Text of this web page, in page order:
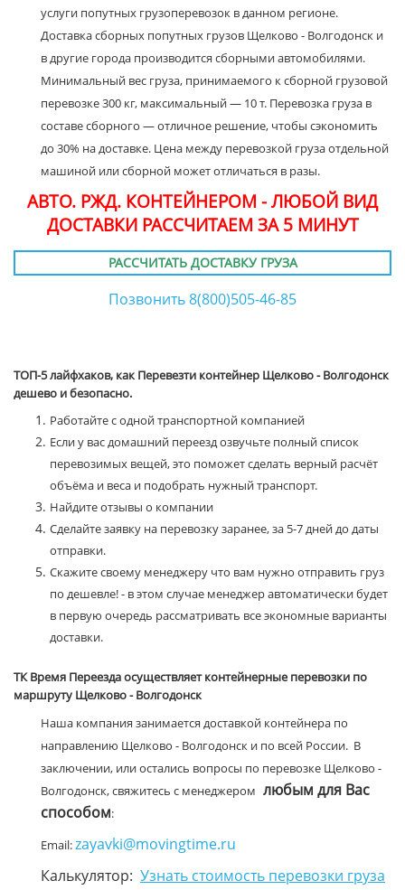
услуги попутных грузоперевозок в данном регионе.
Доставка сборных попутных грузов Щелково - Волгодонск и
в другие города производится сборными автомобилями.
Минимальный вес груза, принимаемого к сборной грузовой
перевозке 300 кг, максимальный — 10 т. Перевозка груза в
составе сборного — отличное решение, чтобы сэкономить
до 30% на доставке. Цена между перевозкой груза отдельной
машиной или сборной может отличаться в разы.
АВТО. РЖД. КОНТЕЙНЕРОМ - ЛЮБОЙ ВИД
ДОСТАВКИ РАССЧИТАЕМ ЗА 5 МИНУТ
РАССЧИТАТЬ ДОСТАВКУ ГРУЗА
Позвонить 8(800)505-46-85
ТОП-5 лайфхаков, как Перевезти контейнер Щелково - Волгодонск
дешево и безопасно.
Работайте с одной транспортной компанией
Если у вас домашний переезд озвучьте полный список
перевозимых вещей, это поможет сделать верный расчёт
объёма и веса и подобрать нужный транспорт.
Найдите отзывы о компании
Сделайте заявку на перевозку заранее, за 5-7 дней до даты
отправки.
Скажите своему менеджеру что вам нужно отправить груз
по дешевле! - в этом случае менеджер автоматически будет
в первую очередь рассматривать все экономные варианты
доставки.
ТК Время Переезда осуществляет контейнерные перевозки по
маршруту Щелково - Волгодонск
Наша компания занимается доставкой контейнера по
направлению Щелково - Волгодонск и по всей России. В
заключении, или остались вопросы по перевозке Щелково -
Волгодонск, свяжитесь с менеджером любым для Вас
способом:
Email:zayavki@movingtime.ru
Калькулятор: Узнать стоимость перевозки груза